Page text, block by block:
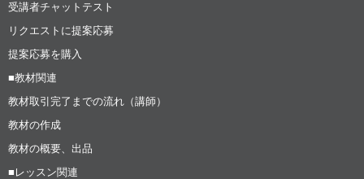
受講者チャットテスト
リクエストに提案応募
提案応募を購入
■教材関連
教材取引完了までの流れ（講師）
教材の作成
教材の概要、出品
■レッスン関連